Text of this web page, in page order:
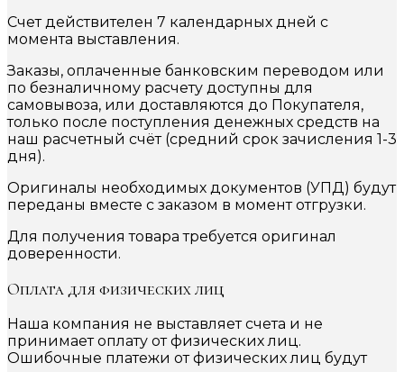
Счет действителен 7 календарных дней с
момента выставления.
Заказы, оплаченные банковским переводом или
по безналичному расчету доступны для
самовывоза, или доставляются до Покупателя,
только после поступления денежных средств на
наш расчетный счёт (средний срок зачисления 1-3
дня).
Оригиналы необходимых документов (УПД) будут
переданы вместе с заказом в момент отгрузки.
Для получения товара требуется оригинал
доверенности.
Оплата для физических лиц
Наша компания не выставляет счета и не
принимает оплату от физических лиц.
Ошибочные платежи от физических лиц будут